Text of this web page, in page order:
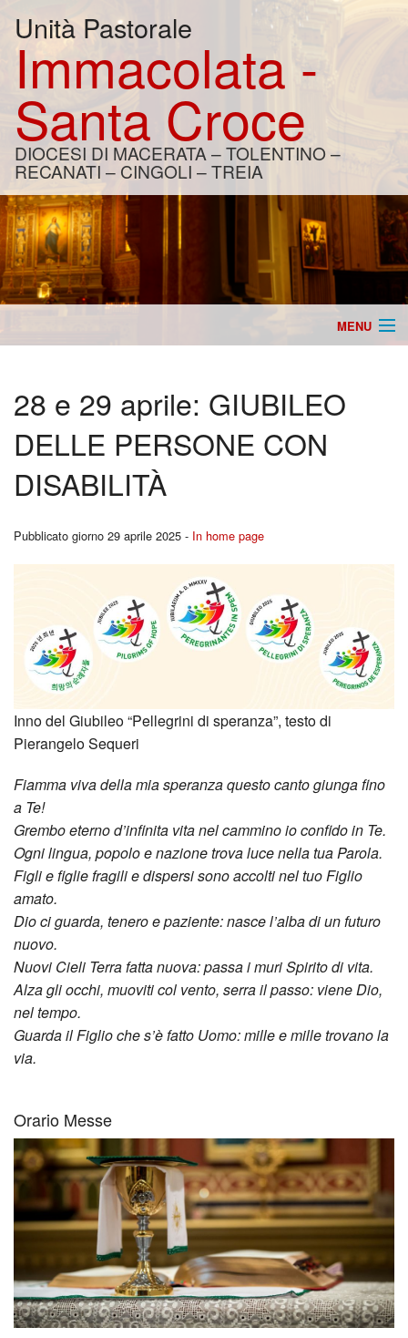
Unità Pastorale
Immacolata -
Santa Croce
DIOCESI DI MACERATA – TOLENTINO –
RECANATI – CINGOLI – TREIA
MENU
Catechesi
Liturgia
Carità
Canale YouTutube
Pregare la Parola
Storia
Contatti
28 e 29 aprile: GIUBILEO
DELLE PERSONE CON
DISABILITÀ
Pubblicato giorno 29 aprile 2025 - In home page
Inno del Giubileo “Pellegrini di speranza”, testo di
Pierangelo Sequeri
Fiamma viva della mia speranza questo canto giunga fino
a Te!
Grembo eterno d’infinita vita nel cammino io confido in Te.
Ogni lingua, popolo e nazione trova luce nella tua Parola.
Figli e figlie fragili e dispersi sono accolti nel tuo Figlio
amato.
Dio ci guarda, tenero e paziente: nasce l’alba di un futuro
nuovo.
Nuovi Cieli Terra fatta nuova: passa i muri Spirito di vita.
Alza gli occhi, muoviti col vento, serra il passo: viene Dio,
nel tempo.
Guarda il Figlio che s’è fatto Uomo: mille e mille trovano la
via.
Orario Messe